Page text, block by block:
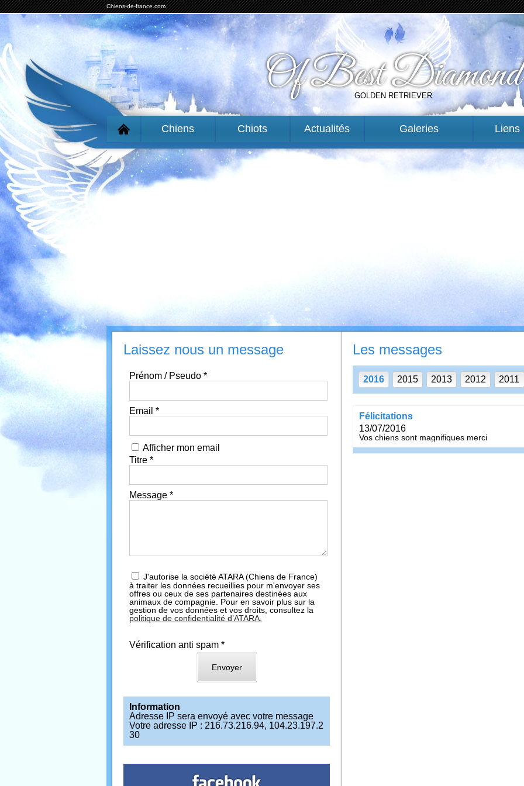
Chiens-de-france.com
Of Best Diamond
GOLDEN RETRIEVER
Chiens Chiots Actualités Galeries Liens
Laissez nous un message
Prénom / Pseudo*
Email*
Afficher mon email
Titre*
Message*
J'autorise la société ATARA (Chiens de France)
à traiter les données recueillies pour m'envoyer ses
offres ou ceux de ses partenaires destinées aux
animaux de compagnie. Pour en savoir plus sur la
gestion de vos données et vos droits, consultez la
politique de confidentialité d’ATARA.
Vérification anti spam *
Information
Adresse IP sera envoyé avec votre message
Votre adresse IP : 216.73.216.94, 104.23.197.2
30
Les messages
2016 2015 2013 2012 2011
félicitations
13/07/2016
vos chiens sont magnifiques merci